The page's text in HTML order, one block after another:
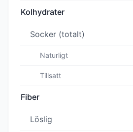
Kolhydrater
Socker (totalt)
Naturligt
Tillsatt
Fiber
Löslig